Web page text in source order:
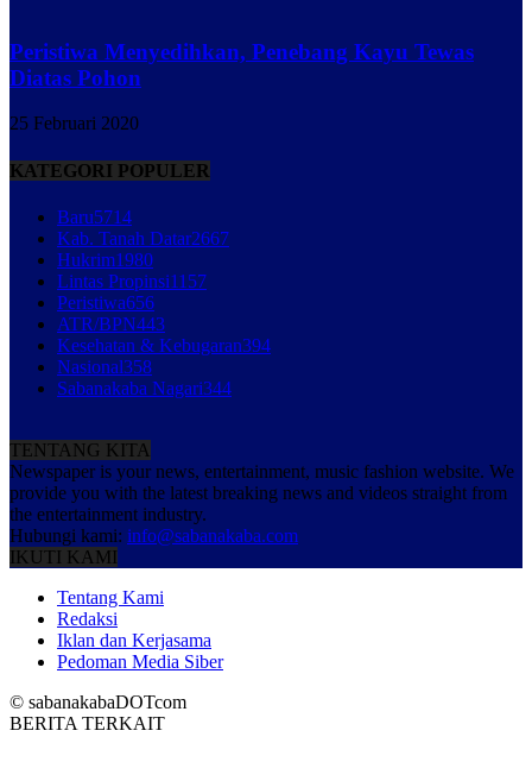
Peristiwa Menyedihkan, Penebang Kayu Tewas
Diatas Pohon
25 Februari 2020
KATEGORI POPULER
Baru5714
Kab. Tanah Datar2667
Hukrim1980
Lintas Propinsi1157
Peristiwa656
ATR/BPN443
Kesehatan & Kebugaran394
Nasional358
Sabanakaba Nagari344
TENTANG KITA
Newspaper is your news, entertainment, music fashion website. We
provide you with the latest breaking news and videos straight from
the entertainment industry.
Hubungi kami: info@sabanakaba.com
IKUTI KAMI
Tentang Kami
Redaksi
Iklan dan Kerjasama
Pedoman Media Siber
© sabanakabaDOTcom
BERITA TERKAIT